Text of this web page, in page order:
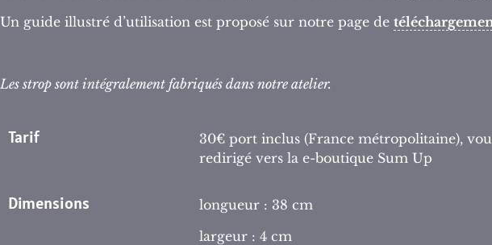
Un guide illustré d’utilisation est proposé sur notre page de
Les strop sont intégralement fabriqués dans notre atelier.
Tarif
30€ port inclus (France métropolitaine),
redirigé vers la e-boutique Sum Up
Dimensions
longueur : 38 cm
largeur : 4 cm